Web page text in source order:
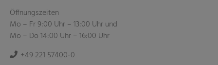
Öffnungszeiten
Mo – Fr 9:00 Uhr – 13:00 Uhr und
Mo – Do 14:00 Uhr – 16:00 Uhr
+49 221 57400-0